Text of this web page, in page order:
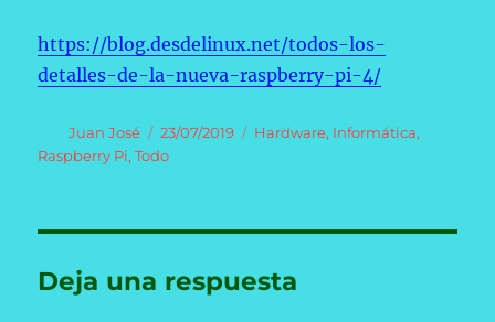
https://blog.desdelinux.net/todos-los-
detalles-de-la-nueva-raspberry-pi-4/
Autor
Juan José
Publicado
el
23/07/2019 Categorías
Hardware, Informática,
Raspberry Pi,Todo
Deja una respuesta